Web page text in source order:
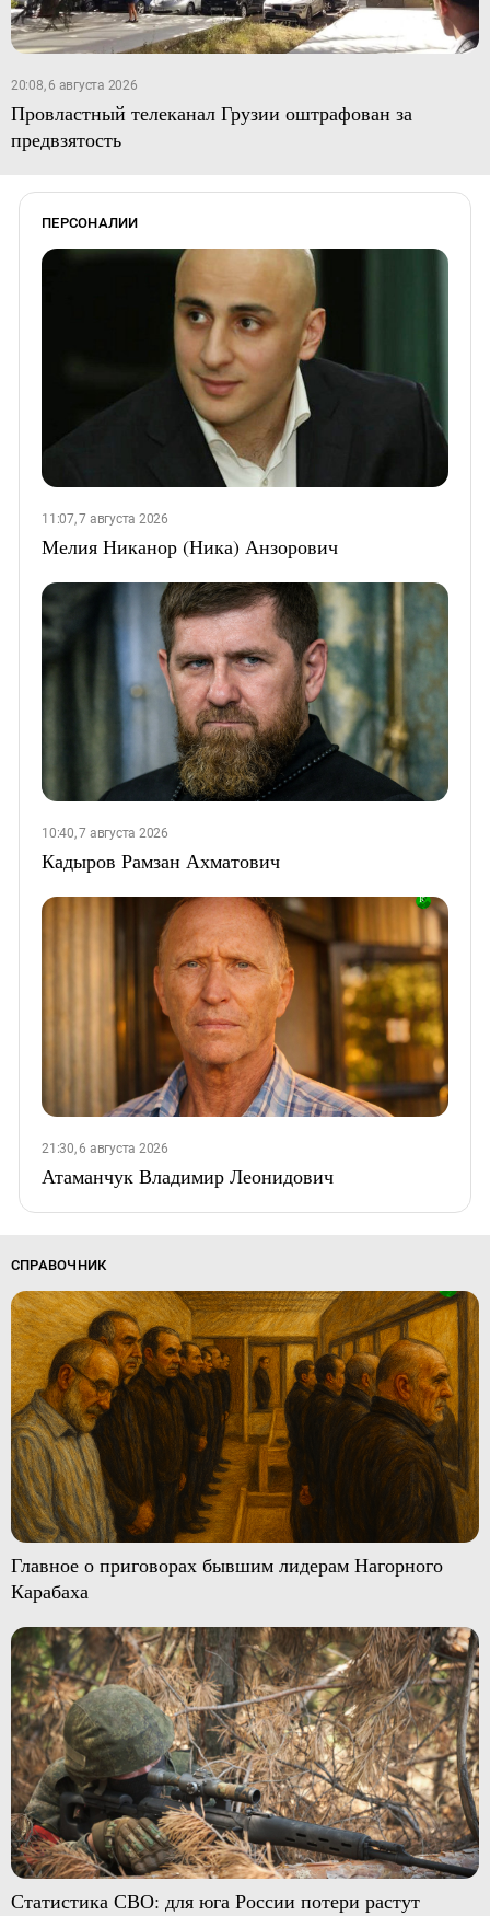
20:08, 6 августа 2026
Провластный телеканал Грузии оштрафован за
предвзятость
ПЕРСОНАЛИИ
11:07, 7 августа 2026
Мелия Никанор (Ника) Анзорович
10:40, 7 августа 2026
Кадыров Рамзан Ахматович
21:30, 6 августа 2026
Атаманчук Владимир Леонидович
СПРАВОЧНИК
Главное о приговорах бывшим лидерам Нагорного
Карабаха
Статистика СВО: для юга России потери растут